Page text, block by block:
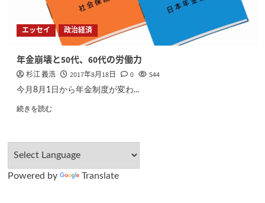
エッセイ 政治経済
年金崩壊と50代、60代の労働力
杉江 義浩 2017年8月18日 0 544
今月8月1日から年金制度が変わ...
続きを読む
Powered by Translate